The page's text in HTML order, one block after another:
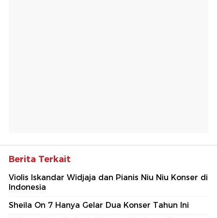
Berita Terkait
Violis Iskandar Widjaja dan Pianis Niu Niu Konser di
Indonesia
Sheila On 7 Hanya Gelar Dua Konser Tahun Ini